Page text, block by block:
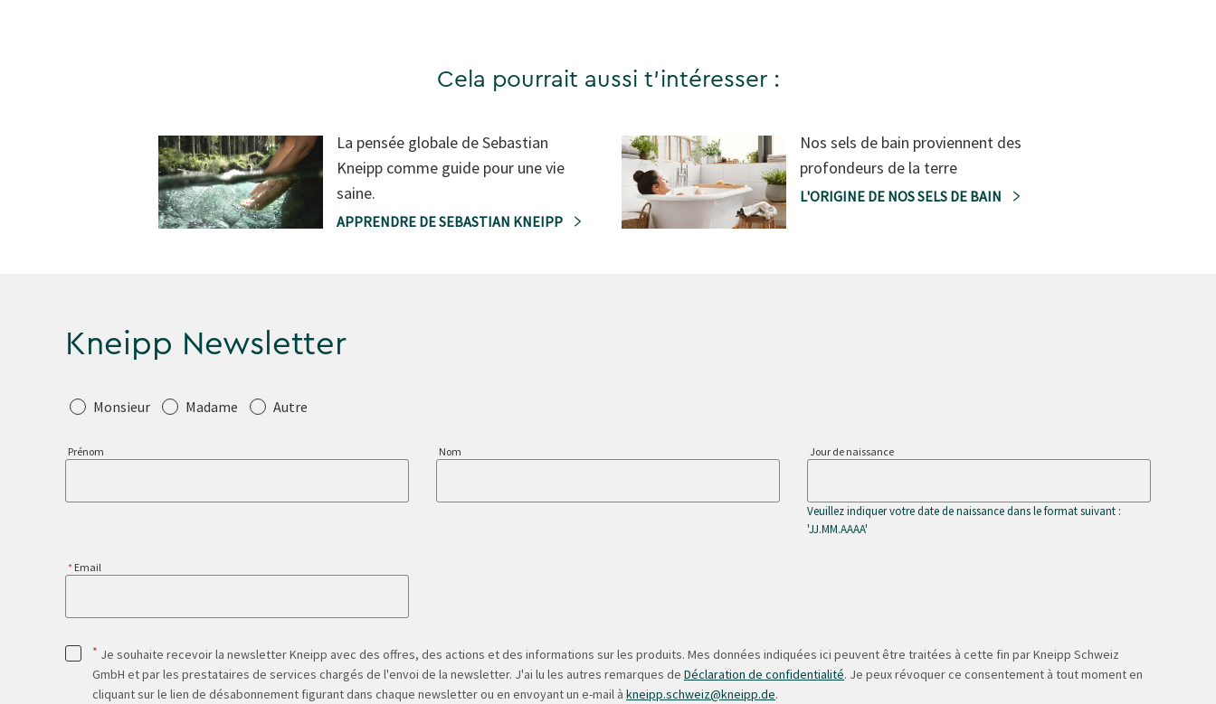
Cela pourrait aussi t'intéresser :
La pensée globale de Sebastian
Kneipp comme guide pour une vie
saine.
APPRENDRE DE SEBASTIAN KNEIPP
Nos sels de bain proviennent des
profondeurs de la terre
L'ORIGINE DE NOS SELS DE BAIN
Kneipp Newsletter
Salutation
Monsieur Madame Autre
Prénom Nom Jour de naissance
Veuillez indiquer votre date de naissance dans le format suivant :
'JJ.MM.AAAA'
Email
* Je souhaite recevoir la newsletter Kneipp avec des offres, des actions et des informations sur les produits. Mes données indiquées ici peuvent être traitées à cette fin par Kneipp Schweiz
GmbH et par les prestataires de services chargés de l'envoi de la newsletter. J'ai lu les autres remarques de Déclaration de confidentialité. Je peux révoquer ce consentement à tout moment en
cliquant sur le lien de désabonnement figurant dans chaque newsletter ou en envoyant un e-mail à kneipp.schweiz@kneipp.de.